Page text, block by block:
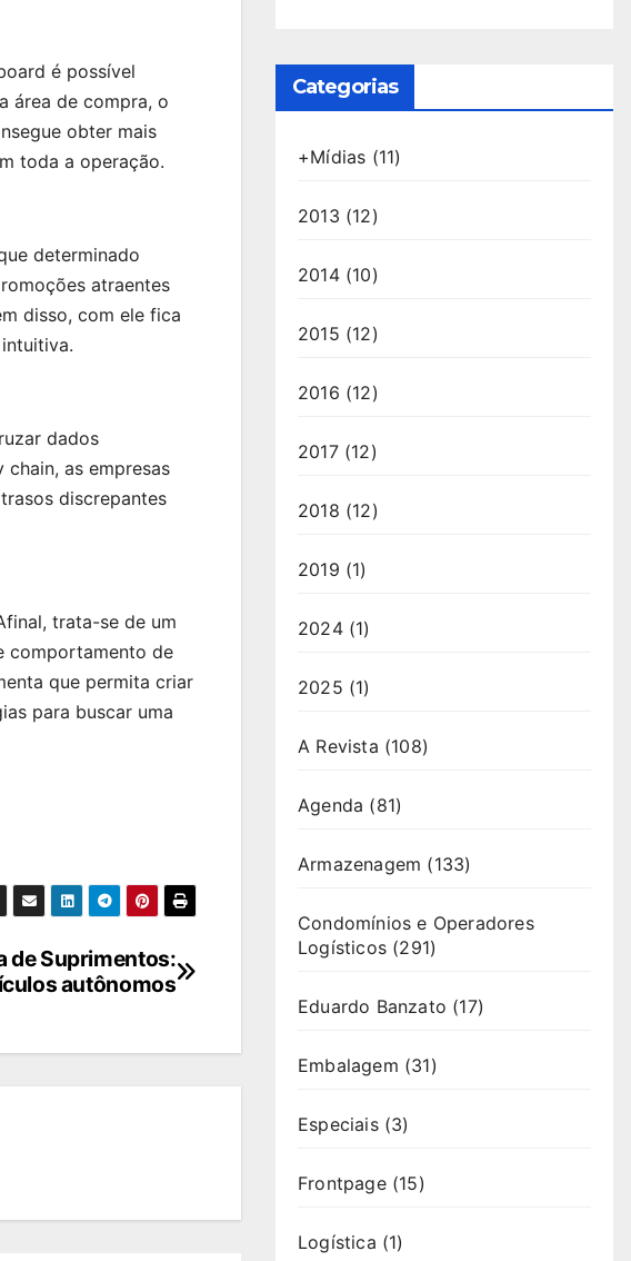
é possível
área de compra, o
obter mais
toda a operação.
determinado
atraentes
disso, com ele fica
dados
as empresas
discrepantes
trata-se de um
comportamento de
que permita criar
para buscar uma
de Suprimentos:
autônomos
Categorias
+Mídias (11)
2013 (12)
2014(10)
2015 (12)
2016 (12)
2017(12)
2018 (12)
2019 (1)
2024(1)
2025 (1)
A Revista (108)
Agenda (81)
Armazenagem (133)
Condomínios e Operadores
Logísticos (291)
Eduardo Banzato (17)
Embalagem (31)
Especiais(3)
Frontpage(15)
Logística (1)